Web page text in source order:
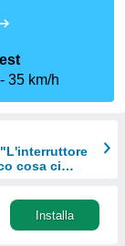
35 km/h
cosa ci
Installa